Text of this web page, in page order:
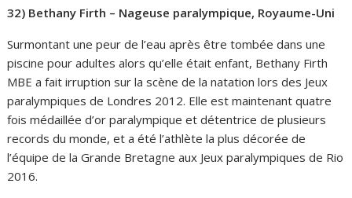
32) Bethany Firth – Nageuse paralympique, Royaume-Uni
Surmontant une peur de l’eau après être tombée dans une
piscine pour adultes alors qu’elle était enfant, Bethany Firth
MBE a fait irruption sur la scène de la natation lors des Jeux
paralympiques de Londres 2012. Elle est maintenant quatre
fois médaillée d’or paralympique et détentrice de plusieurs
records du monde, et a été l’athlète la plus décorée de
l’équipe de la Grande Bretagne aux Jeux paralympiques de Rio
2016.